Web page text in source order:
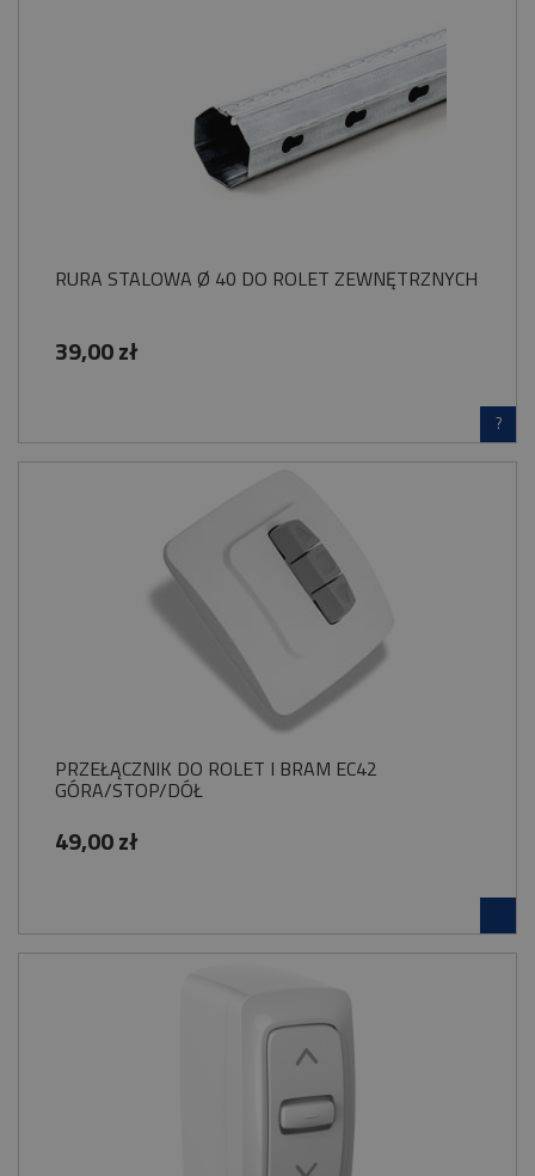
RURA STALOWA Ø 40 DO ROLET ZEWNĘTRZNYCH
39,00 zł
?
PRZEŁĄCZNIK DO ROLET I BRAM EC42
GÓRA/STOP/DÓŁ
49,00 zł